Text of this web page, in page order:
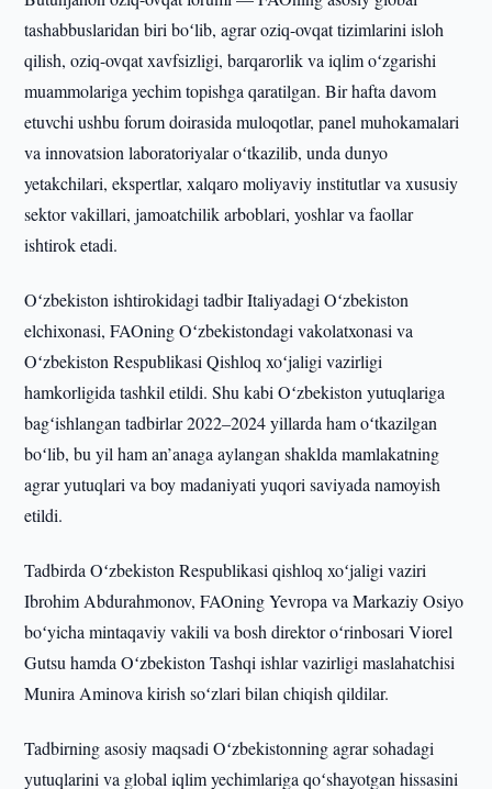
tashabbuslaridan biri boʻlib, agrar oziq-ovqat tizimlarini isloh
qilish, oziq-ovqat xavfsizligi, barqarorlik va iqlim oʻzgarishi
muammolariga yechim topishga qaratilgan. Bir hafta davom
etuvchi ushbu forum doirasida muloqotlar, panel muhokamalari
va innovatsion laboratoriyalar oʻtkazilib, unda dunyo
yetakchilari, ekspertlar, xalqaro moliyaviy institutlar va xususiy
sektor vakillari, jamoatchilik arboblari, yoshlar va faollar
ishtirok etadi.
Oʻzbekiston ishtirokidagi tadbir Italiyadagi Oʻzbekiston
elchixonasi, FAOning Oʻzbekistondagi vakolatxonasi va
Oʻzbekiston Respublikasi Qishloq xoʻjaligi vazirligi
hamkorligida tashkil etildi. Shu kabi Oʻzbekiston yutuqlariga
bagʻishlangan tadbirlar 2022–2024 yillarda ham oʻtkazilgan
boʻlib, bu yil ham an’anaga aylangan shaklda mamlakatning
agrar yutuqlari va boy madaniyati yuqori saviyada namoyish
etildi.
Tadbirda Oʻzbekiston Respublikasi qishloq xoʻjaligi vaziri
Ibrohim Abdurahmonov, FAOning Yevropa va Markaziy Osiyo
boʻyicha mintaqaviy vakili va bosh direktor oʻrinbosari Viorel
Gutsu hamda Oʻzbekiston Tashqi ishlar vazirligi maslahatchisi
Munira Aminova kirish soʻzlari bilan chiqish qildilar.
Tadbirning asosiy maqsadi Oʻzbekistonning agrar sohadagi
yutuqlarini va global iqlim yechimlariga qoʻshayotgan hissasini